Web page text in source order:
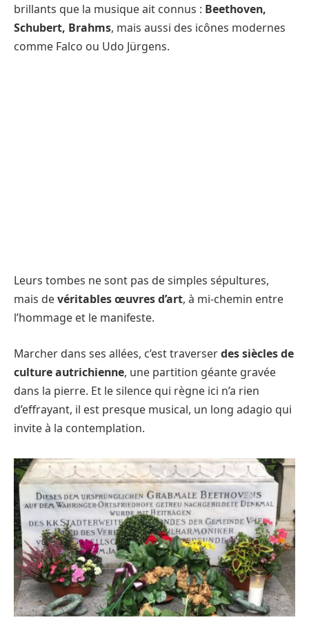
brillants que la musique ait connus : Beethoven,
Schubert, Brahms, mais aussi des icônes modernes
comme Falco ou Udo Jürgens.
Leurs tombes ne sont pas de simples sépultures,
mais devéritables œuvres d’art, à mi-chemin entre
l’hommage et le manifeste.
Marcher dans ses allées, c’est traverserdes siècles de
culture autrichienne, une partition géante gravée
dans la pierre. Et le silence qui règne ici n’a rien
d’effrayant, il est presque musical, un long adagio qui
invite à la contemplation.